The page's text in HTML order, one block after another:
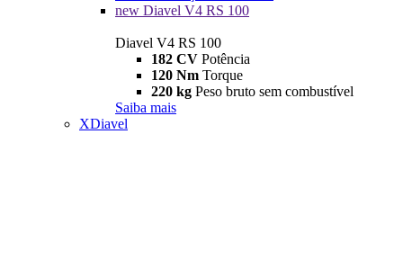
new Diavel V4 RS 100
Diavel V4 RS 100
182 CV Potência
120 Nm Torque
220 kg Peso bruto sem combustível
Saiba mais
XDiavel